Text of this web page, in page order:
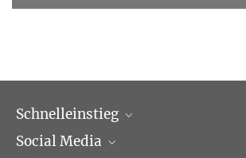
Schnelleinstieg
Wissenschaftliche Abteilungen
Social Media